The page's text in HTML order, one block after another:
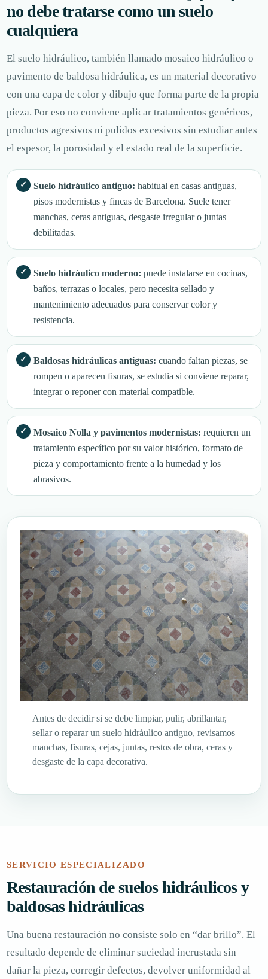
no debe tratarse como un suelo
cualquiera
El suelo hidráulico, también llamado mosaico hidráulico o
pavimento de baldosa hidráulica, es un material decorativo
con una capa de color y dibujo que forma parte de la propia
pieza. Por eso no conviene aplicar tratamientos genéricos,
productos agresivos ni pulidos excesivos sin estudiar antes
el espesor, la porosidad y el estado real de la superficie.
Suelo hidráulico antiguo: habitual en casas antiguas,
pisos modernistas y fincas de Barcelona. Suele tener
manchas, ceras antiguas, desgaste irregular o juntas
debilitadas.
Suelo hidráulico moderno: puede instalarse en cocinas,
baños, terrazas o locales, pero necesita sellado y
mantenimiento adecuados para conservar color y
resistencia.
Baldosas hidráulicas antiguas: cuando faltan piezas, se
rompen o aparecen fisuras, se estudia si conviene reparar,
integrar o reponer con material compatible.
Mosaico Nolla y pavimentos modernistas: requieren un
tratamiento específico por su valor histórico, formato de
pieza y comportamiento frente a la humedad y los
abrasivos.
Antes de decidir si se debe limpiar, pulir, abrillantar,
sellar o reparar un suelo hidráulico antiguo, revisamos
manchas, fisuras, cejas, juntas, restos de obra, ceras y
desgaste de la capa decorativa.
SERVICIO ESPECIALIZADO
Restauración de suelos hidráulicos y
baldosas hidráulicas
Una buena restauración no consiste solo en “dar brillo”. El
resultado depende de eliminar suciedad incrustada sin
dañar la pieza, corregir defectos, devolver uniformidad al